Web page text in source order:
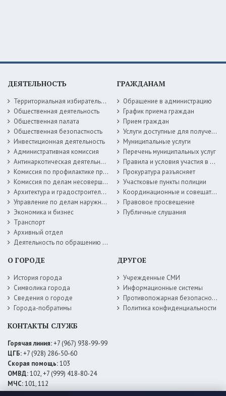
ДЕЯТЕЛЬНОСТЬ
Территориальная избирательная комиссия
Общественная деятельность
Общественная палата
Общественная безопастность
Инвестиционная деятельность
Административная комиссия
Антинаркотическая деятельность
Комиссия по профилактике правонарушений
Комиссия по делам несовершеннолетних
Архитектура и градостроительство
Управление по делам наружной рекламы
Экономика и бизнес
Транспорт
Архивный отдел
Деятельность по обращению с животными без владельцев
ГРАЖДАНАМ
Обращение в администрацию
График приема граждан
Прием граждан
Услуги доступные для получения в электронной форме
Муниципальные услуги
Перечень муниципальных услуг
Правила и условия участия в жилищных программах
Прокуратура разъясняет
Участковые пункты полиции
Координационные и совещательные органы
Правовое просвещение
Публичные слушания
О ГОРОДЕ
История города
Символика города
Сведения о городе
Города-побратимы
ДРУГОЕ
Учрежденные СМИ
Информационные системы
Противопожарная безопасность
Политика конфиденциальности
КОНТАКТЫ СЛУЖБ
Горячая линия:+7 (967) 938-99-99
ЦГБ:+7 (928) 286-50-60
Скорая помощь:103
ОМВД:102, +7 (999) 418-80-24
МЧС:101, 112
ЕДДС:+7 (928) 576-09-83